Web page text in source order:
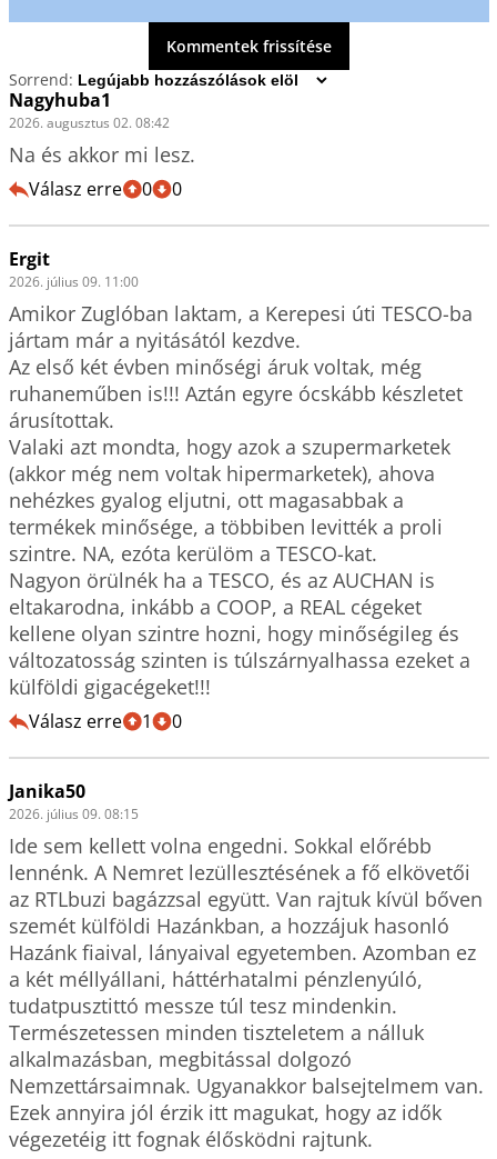
Kommentek frissítése
Sorrend:
Nagyhuba1
2026. augusztus 02. 08:42
Na és akkor mi lesz.
Válasz erre 0 0
Ergit
2026. július 09. 11:00
Amikor Zuglóban laktam, a Kerepesi úti TESCO-ba
jártam már a nyitásától kezdve.
Az első két évben minőségi áruk voltak, még
ruhaneműben is!!! Aztán egyre ócskább készletet
árusítottak.
Valaki azt mondta, hogy azok a szupermarketek
(akkor még nem voltak hipermarketek), ahova
nehézkes gyalog eljutni, ott magasabbak a
termékek minősége, a többiben levitték a proli
szintre. NA, ezóta kerülöm a TESCO-kat.
Nagyon örülnék ha a TESCO, és az AUCHAN is
eltakarodna, inkább a COOP, a REAL cégeket
kellene olyan szintre hozni, hogy minőségileg és
változatosság szinten is túlszárnyalhassa ezeket a
külföldi gigacégeket!!!
Válasz erre 1 0
Janika50
2026. július 09. 08:15
Ide sem kellett volna engedni. Sokkal előrébb
lennénk. A Nemret lezüllesztésének a fő elkövetői
az RTLbuzi bagázzsal együtt. Van rajtuk kívül bőven
szemét külföldi Hazánkban, a hozzájuk hasonló
Hazánk fiaival, lányaival egyetemben. Azomban ez
a két méllyállani, háttérhatalmi pénzlenyúló,
tudatpusztittó messze túl tesz mindenkin.
Természetessen minden tiszteletem a nálluk
alkalmazásban, megbitással dolgozó
Nemzettársaimnak. Ugyanakkor balsejtelmem van.
Ezek annyira jól érzik itt magukat, hogy az idők
végezetéig itt fognak élősködni rajtunk.